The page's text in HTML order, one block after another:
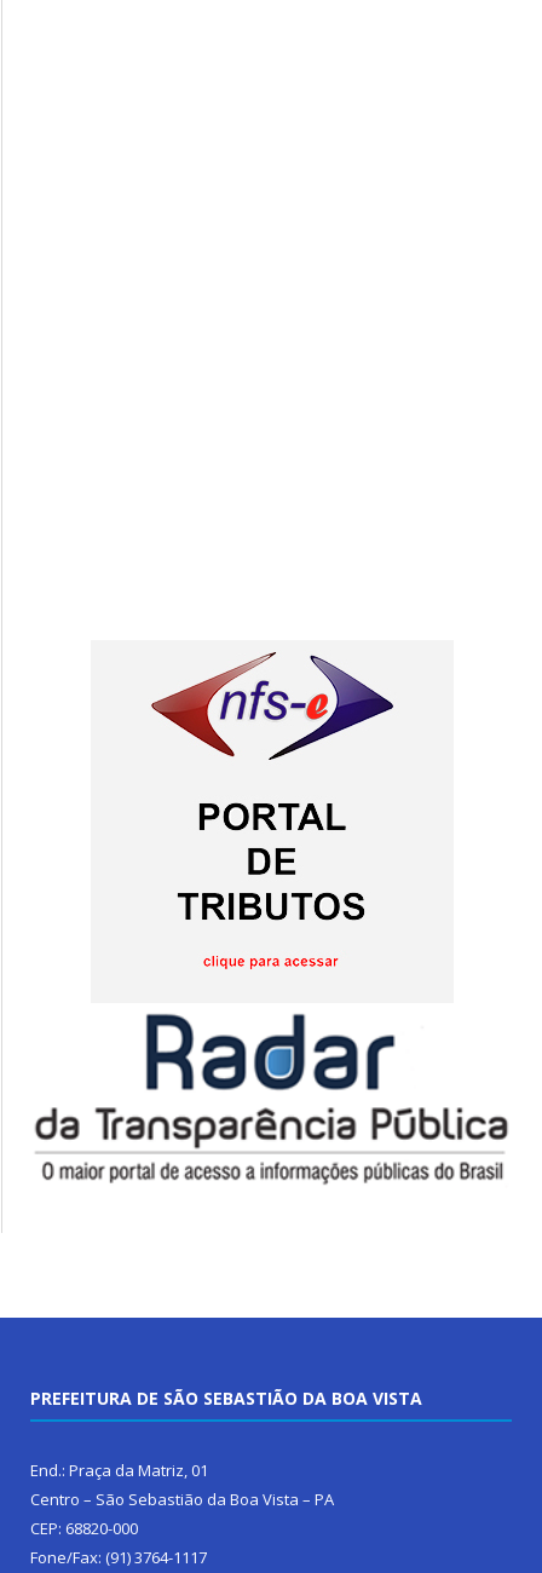
PREFEITURA DE SÃO SEBASTIÃO DA BOA VISTA
End.: Praça da Matriz, 01
Centro – São Sebastião da Boa Vista – PA
CEP: 68820-000
Fone/Fax: (91) 3764-1117